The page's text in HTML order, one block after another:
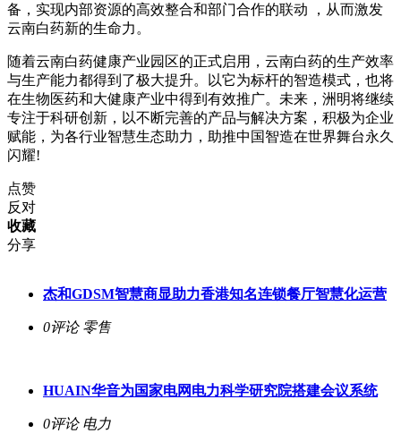
备，实现内部资源的高效整合和部门合作的联动 ，从而激发
云南白药新的生命力。
随着云南白药健康产业园区的正式启用，云南白药的生产效率
与生产能力都得到了极大提升。以它为标杆的智造模式，也将
在生物医药和大健康产业中得到有效推广。未来，洲明将继续
专注于科研创新，以不断完善的产品与解决方案，积极为企业
赋能，为各行业智慧生态助力，助推中国智造在世界舞台永久
闪耀!
点赞
反对
收藏
分享
杰和GDSM智慧商显助力香港知名连锁餐厅智慧化运营
0评论零售
HUAIN华音为国家电网电力科学研究院搭建会议系统
0评论电力